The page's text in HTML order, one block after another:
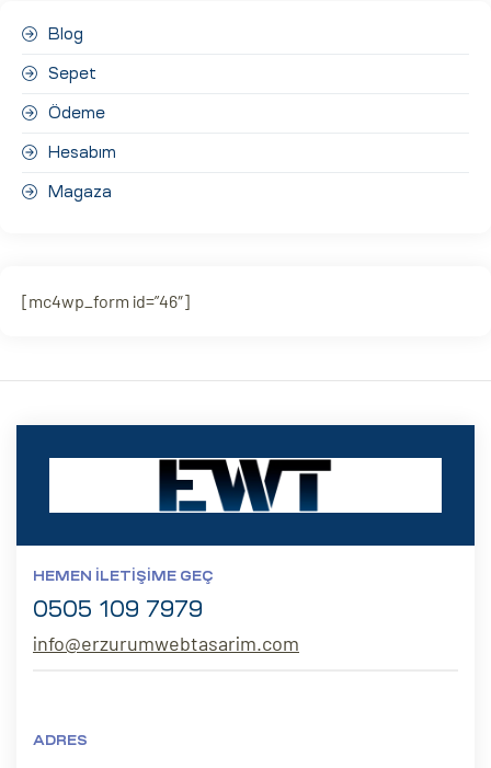
Blog
Sepet
Ödeme
Hesabım
Magaza
[mc4wp_form id=”46″]
HEMEN İLETIŞIME GEÇ
0505 109 7979
info@erzurumwebtasarim.com
ADRES